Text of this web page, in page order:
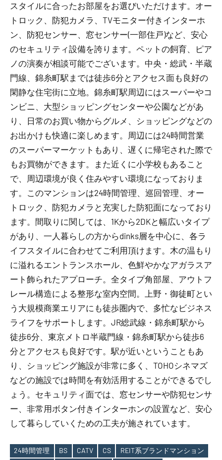
スタイルに合ったお部屋をお選びいただけます。オー
トロック、防犯カメラ、TVモニター付きインターホ
ン、防犯センサー、窓センサー(一部住戸)など、安心
のセキュリティ設備を誇ります。ペットの飼育、ピア
ノの演奏が相談可能でございます。中央・総武・半蔵
門線、錦糸町駅までは徒歩6分とアクセス面も良好の
閑静な住宅街に立地。錦糸町駅周辺にはスーパーやコ
ンビニ、大型ショッピングセンターや公園などがあ
り、日常のお買い物からグルメ、ショッピングなどの
お出かけも快適に楽しめます。周辺には24時間営業
のスーパーマーケットもあり、遅くに帰宅された際で
もお買物ができます。また近くに小学校もあること
で、周辺環境が良く住みやすい環境になっておりま
す。このマンションは24時間管理、巡回管理、オー
トロック、防犯カメラと充実した防犯面になっており
ます。間取りに関しては、1Kから2DKと幅広いタイプ
があり、一人暮らしの方からdinks層を中心に、各ラ
イフスタイルに合わせてご利用頂けます。木の温もり
に溢れるエントランスホール、色鮮やかなアガラスア
ート飾られたアプローチ。全タイプ角部屋、アウトフ
レール構造による整形な室内空間。上野・御徒町とい
う大規模商業エリアにも徒歩圏内で、多忙なビジネス
ライフをサポートします。JR総武線・錦糸町駅から
徒歩6分、東京メトロ半蔵門線・錦糸町駅から徒歩6
分とアクセスも良好です。駅が近いということもあ
り、ショッピング施設が非常に多く、TOHOシネマズ
などの施設では時間を有効活用することができるでし
ょう。セキュリティ面では、窓センサーや防犯センサ
ー、非常用ボタン付きインターホンの設置など、安心
して暮らしていくための工夫が施されています。
24時間管理 BS CATV CS
REIT系ブランドマンション